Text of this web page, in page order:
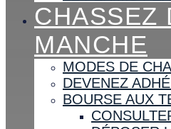
CHASSEZ
MANCHE
MODES DE
DEVENEZ
BOURSE AUX